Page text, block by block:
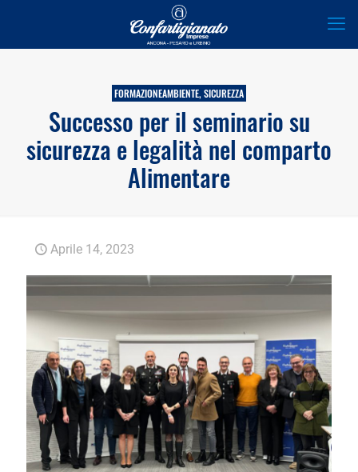
FORMAZIONEAMBIENTE, SICUREZZA
Successo per il seminario su
sicurezza e legalità nel comparto
Alimentare
Aprile 14, 2023